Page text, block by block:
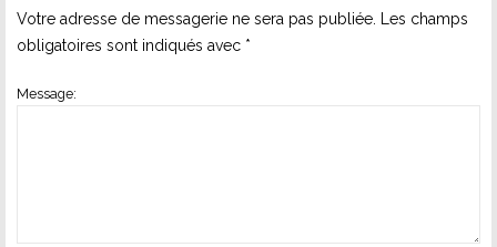
Votre adresse de messagerie ne sera pas publiée.
Les champs
obligatoires sont indiqués avec *
Message: